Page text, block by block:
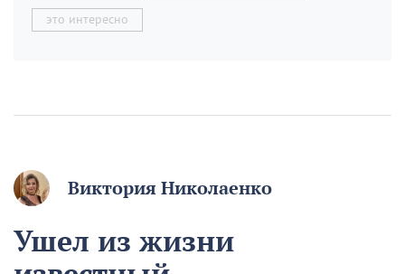
это интересно
Виктория Николаенко
Ушел из жизни